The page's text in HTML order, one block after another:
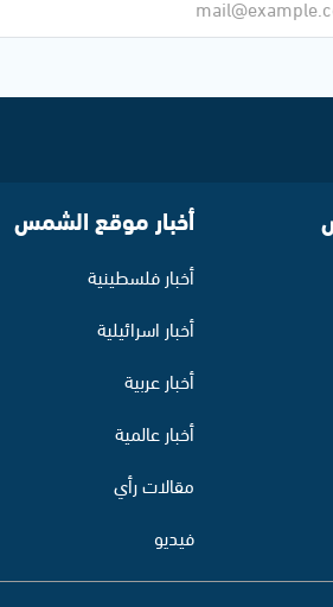
أخبار موقع الشمس
أخبار فلسطينية
أخبار اسرائيلية
أخبار عربية
أخبار عالمية
مقالات رأي
فيديو